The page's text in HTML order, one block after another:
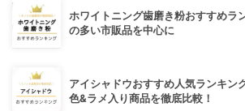
ホワイトニング歯磨き粉おすすめラ
の多い市販品を中心に
アイシャドウおすすめ人気ランキン
色&ラメ入り商品を徹底比較！